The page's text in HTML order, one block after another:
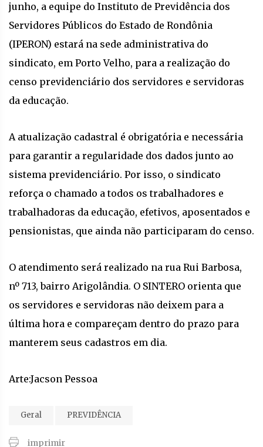
junho, a equipe do Instituto de Previdência dos
Servidores Públicos do Estado de Rondônia
(IPERON) estará na sede administrativa do
sindicato, em Porto Velho, para a realização do
censo previdenciário dos servidores e servidoras
da educação.
A atualização cadastral é obrigatória e necessária
para garantir a regularidade dos dados junto ao
sistema previdenciário. Por isso, o sindicato
reforça o chamado a todos os trabalhadores e
trabalhadoras da educação, efetivos, aposentados e
pensionistas, que ainda não participaram do censo.
O atendimento será realizado na rua Rui Barbosa,
nº 713, bairro Arigolândia. O SINTERO orienta que
os servidores e servidoras não deixem para a
última hora e compareçam dentro do prazo para
manterem seus cadastros em dia.
Arte:Jacson Pessoa
Geral PREVIDÊNCIA
imprimir